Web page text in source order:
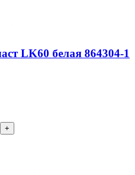
LK60 белая 864304-1